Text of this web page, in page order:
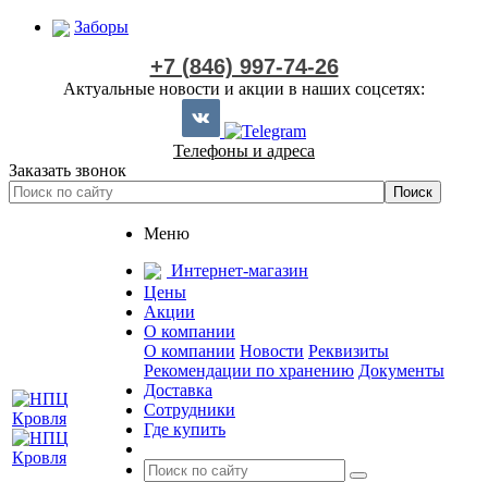
Заборы
+7 (846) 997-74-26
Актуальные новости и акции в наших соцсетях:
Телефоны и адреса
Заказать звонок
Меню
Интернет-магазин
Цены
Акции
О компании
О компании Новости Реквизиты
Рекомендации по хранению Документы
Доставка
Сотрудники
Где купить